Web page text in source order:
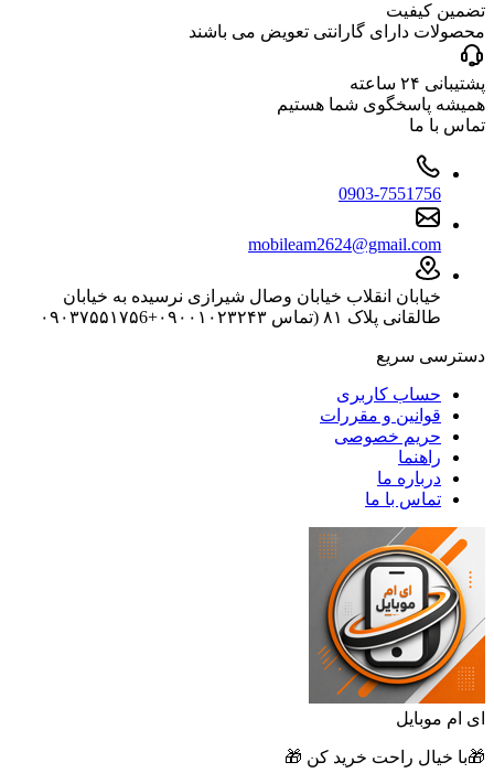
تضمین کیفیت
محصولات دارای گارانتی تعویض می باشند
پشتیبانی ۲۴ ساعته
همیشه پاسخگوی شما هستیم
تماس با ما
0903-7551756
mobileam2624@gmail.com
خیابان انقلاب خیابان وصال شیرازی نرسیده به خیابان
طالقانی پلاک ۸۱ (تماس ۰۹۰۰۱۰۲۳۲۴۳+۰۹۰۳۷۵۵۱۷۵6
دسترسی سریع
حساب کاربری
قوانین و مقررات
حریم خصوصی
راهنما
درباره ما
تماس با ما
ای ام موبایل
🎁با خیال راحت خرید کن 🎁